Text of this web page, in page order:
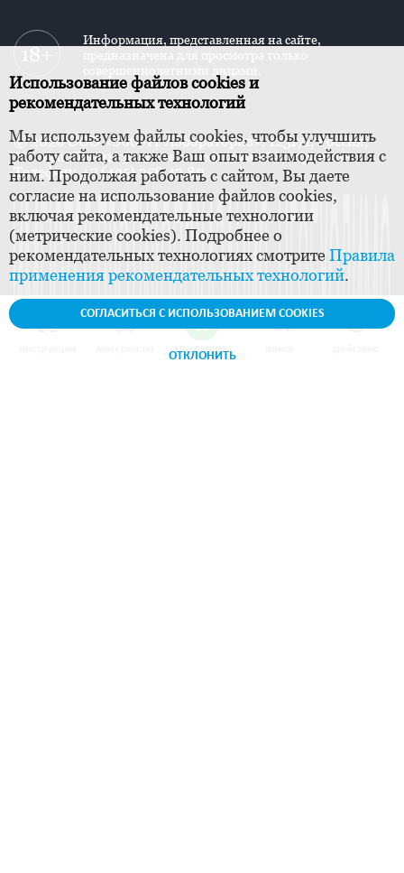
где купить
Информация, представленная на сайте,
© 2026 ООО «Эбботт Лэбораториз», 125171, Россия,
Москва, Ленинградское шоссе, дом 16А, строение 1.
Телефон: +7 (495) 258 42 80
Использование файлов cookies и
рекомендательных технологий
Мы используем файлы cookies, чтобы улучшить
работу сайта, а также Ваш опыт взаимодействия с
ним. Продолжая работать с сайтом, Вы даете
согласие на использование файлов cookies,
включая рекомендательные технологии
(метрические cookies). Подробнее о
рекомендательных технологиях смотритеПравила
применения рекомендательных технологий.
СОГЛАСИТЬСЯ С ИСПОЛЬЗОВАНИЕМ COOKIES
ОТКЛОНИТЬ